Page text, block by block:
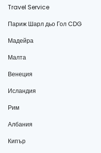
Travel Service
Париж Шарл дьо Гол CDG
Мадейра
Малта
Венеция
Исландия
Рим
Албания
Кипър